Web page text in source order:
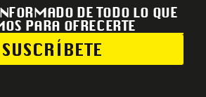
DE TODO LO QUE
PARA OFRECERTE
SUSCRÍBETE